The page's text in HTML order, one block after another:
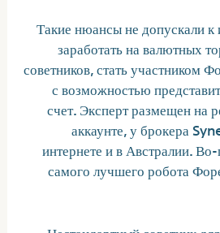
Такие нюансы не допускали
заработать на валютных
советников, стать участником
с возможностью
счет. Эксперт размещен на
аккаунте, у брокера
интернете и в Австралии.
самого лучшего робота